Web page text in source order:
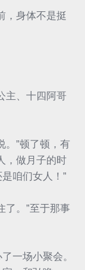
，身体不是挺
主、十四阿哥
。”顿了顿，有
，做月子的时
咱们女人！”
了。”至于那事
一场小聚会。